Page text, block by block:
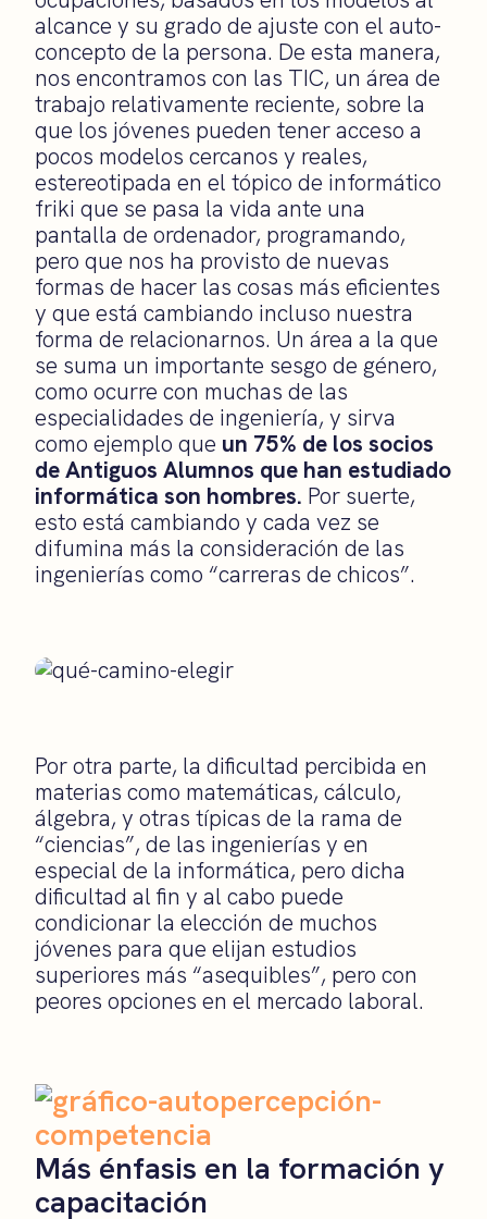
alcance y su grado de ajuste con el auto-
concepto de la persona. De esta manera,
nos encontramos con las TIC, un área de
trabajo relativamente reciente, sobre la
que los jóvenes pueden tener acceso a
pocos modelos cercanos y reales,
estereotipada en el tópico de informático
friki que se pasa la vida ante una
pantalla de ordenador, programando,
pero que nos ha provisto de nuevas
formas de hacer las cosas más eficientes
y que está cambiando incluso nuestra
forma de relacionarnos. Un área a la que
se suma un importante sesgo de género,
como ocurre con muchas de las
especialidades de ingeniería, y sirva
como ejemplo que un 75% de los socios
de Antiguos Alumnos que han estudiado
informática son hombres. Por suerte,
esto está cambiando y cada vez se
difumina más la consideración de las
ingenierías como “carreras de chicos”.
Por otra parte, la dificultad percibida en
materias como matemáticas, cálculo,
álgebra, y otras típicas de la rama de
“ciencias”, de las ingenierías y en
especial de la informática, pero dicha
dificultad al fin y al cabo puede
condicionar la elección de muchos
jóvenes para que elijan estudios
superiores más “asequibles”, pero con
peores opciones en el mercado laboral.
Más énfasis en la formación y
capacitación